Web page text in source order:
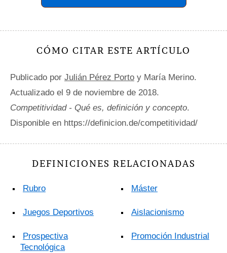
CÓMO CITAR ESTE ARTÍCULO
Publicado por Julián Pérez Porto y María Merino.
Actualizado el 9 de noviembre de 2018.
Competitividad - Qué es, definición y concepto.
Disponible en https://definicion.de/competitividad/
DEFINICIONES RELACIONADAS
Rubro
Juegos Deportivos
Prospectiva
Tecnológica
Máster
Aislacionismo
Promoción Industrial